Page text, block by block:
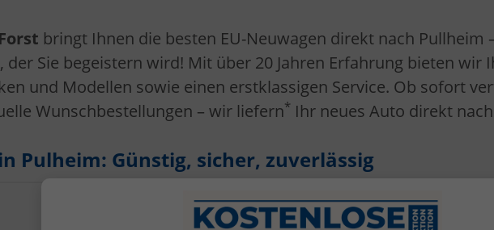
bringt Ihnen die besten EU-Neuwagen direkt nach Pullheim
der Sie begeistern wird! Mit über 20 Jahren Erfahrung bieten wir
und Modellen sowie einen erstklassigen Service. Ob sofort
Wunschbestellungen – wir liefern* Ihr neues Auto direkt
Pulheim: Günstig, sicher, zuverlässig